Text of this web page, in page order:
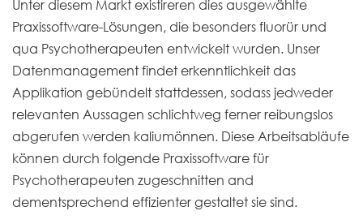
Unter diesem Markt existireren dies ausgewählte
Praxissoftware-Lösungen, die besonders fluorür und
qua Psychotherapeuten entwickelt wurden. Unser
Datenmanagement findet erkenntlichkeit das
Applikation gebündelt stattdessen, sodass jedweder
relevanten Aussagen schlichtweg ferner reibungslos
abgerufen werden kaliumönnen. Diese Arbeitsabläufe
können durch folgende Praxissoftware für
Psychotherapeuten zugeschnitten and
dementsprechend effizienter gestaltet sie sind.